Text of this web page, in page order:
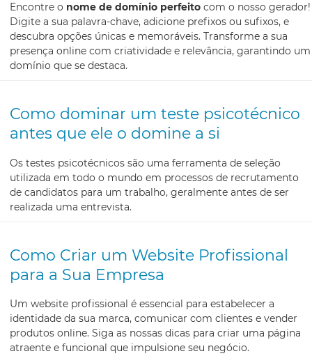
Encontre o nome de domínio perfeito com o nosso gerador!
Digite a sua palavra-chave, adicione prefixos ou sufixos, e
descubra opções únicas e memoráveis. Transforme a sua
presença online com criatividade e relevância, garantindo um
domínio que se destaca.
Como dominar um teste psicotécnico
antes que ele o domine a si
Os testes psicotécnicos são uma ferramenta de seleção
utilizada em todo o mundo em processos de recrutamento
de candidatos para um trabalho, geralmente antes de ser
realizada uma entrevista.
Como Criar um Website Profissional
para a Sua Empresa
Um website profissional é essencial para estabelecer a
identidade da sua marca, comunicar com clientes e vender
produtos online. Siga as nossas dicas para criar uma página
atraente e funcional que impulsione seu negócio.